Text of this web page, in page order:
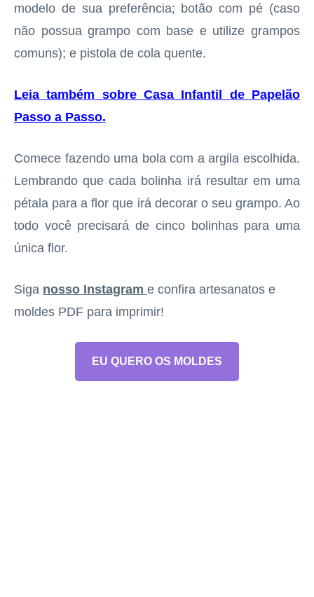
modelo de sua preferência; botão com pé (caso
não possua grampo com base e utilize grampos
comuns); e pistola de cola quente.
Leia também sobre Casa Infantil de Papelão
Passo a Passo.
Comece fazendo uma bola com a argila escolhida.
Lembrando que cada bolinha irá resultar em uma
pétala para a flor que irá decorar o seu grampo. Ao
todo você precisará de cinco bolinhas para uma
única flor.
Siga nosso Instagram e confira artesanatos e
moldes PDF para imprimir!
EU QUERO OS MOLDES